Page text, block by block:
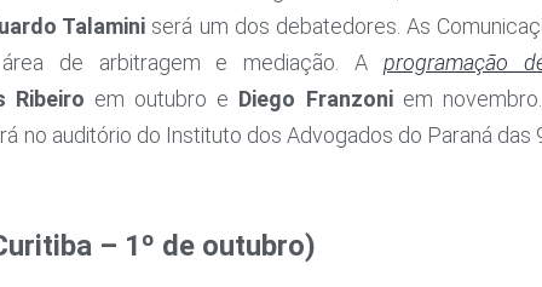
Talamini será um dos debatedores. As
de arbitragem e mediação. Aprogramação
Ribeiro em outubro e Diego Franzoni em
no auditório do Instituto dos Advogados do Paraná das
– 1º de outubro)